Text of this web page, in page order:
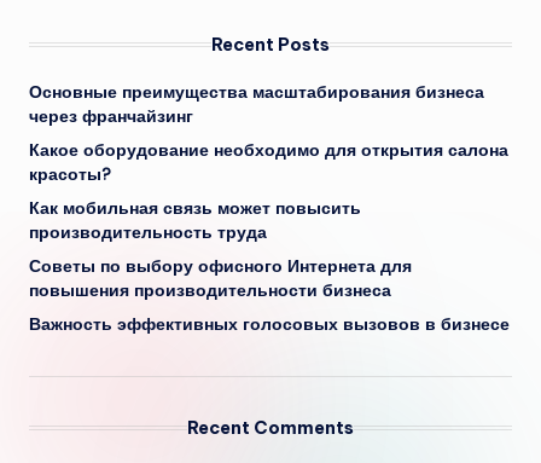
Recent Posts
Основные преимущества масштабирования бизнеса
через франчайзинг
Какое оборудование необходимо для открытия салона
красоты?
Как мобильная связь может повысить
производительность труда
Советы по выбору офисного Интернета для
повышения производительности бизнеса
Важность эффективных голосовых вызовов в бизнесе
Recent Comments